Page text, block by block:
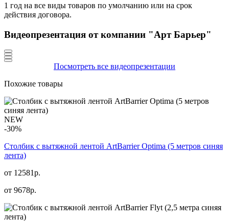
1 год на все виды товаров по умолчанию или на срок
действия договора.
Видеопрезентация от компании "Арт Барьер"
Посмотреть все видеопрезентации
Похожие товары
NEW
-30%
Столбик с вытяжной лентой ArtBarrier Оptima (5 метров синяя
лента)
от 12581р.
от 9678р.